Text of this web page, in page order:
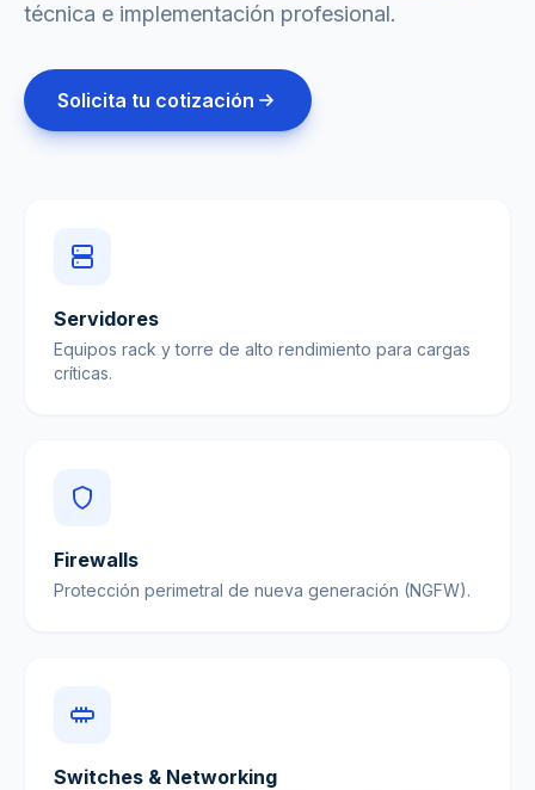
técnica e implementación profesional.
Solicita tu cotización
Servidores
Equipos rack y torre de alto rendimiento para cargas
críticas.
Firewalls
Protección perimetral de nueva generación (NGFW).
Switches & Networking